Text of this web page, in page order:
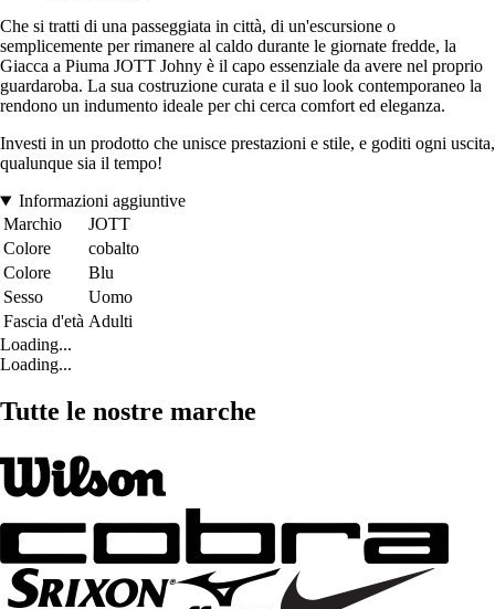
Che si tratti di una passeggiata in città, di un'escursione o
semplicemente per rimanere al caldo durante le giornate fredde, la
Giacca a Piuma JOTT Johny è il capo essenziale da avere nel proprio
guardaroba. La sua costruzione curata e il suo look contemporaneo la
rendono un indumento ideale per chi cerca comfort ed eleganza.
Investi in un prodotto che unisce prestazioni e stile, e goditi ogni uscita,
qualunque sia il tempo!
Informazioni aggiuntive
Marchio
JOTT
Colore
cobalto
Colore
Blu
Sesso
Uomo
Fascia d'età Adulti
Loading...
Loading...
Tutte le nostre marche